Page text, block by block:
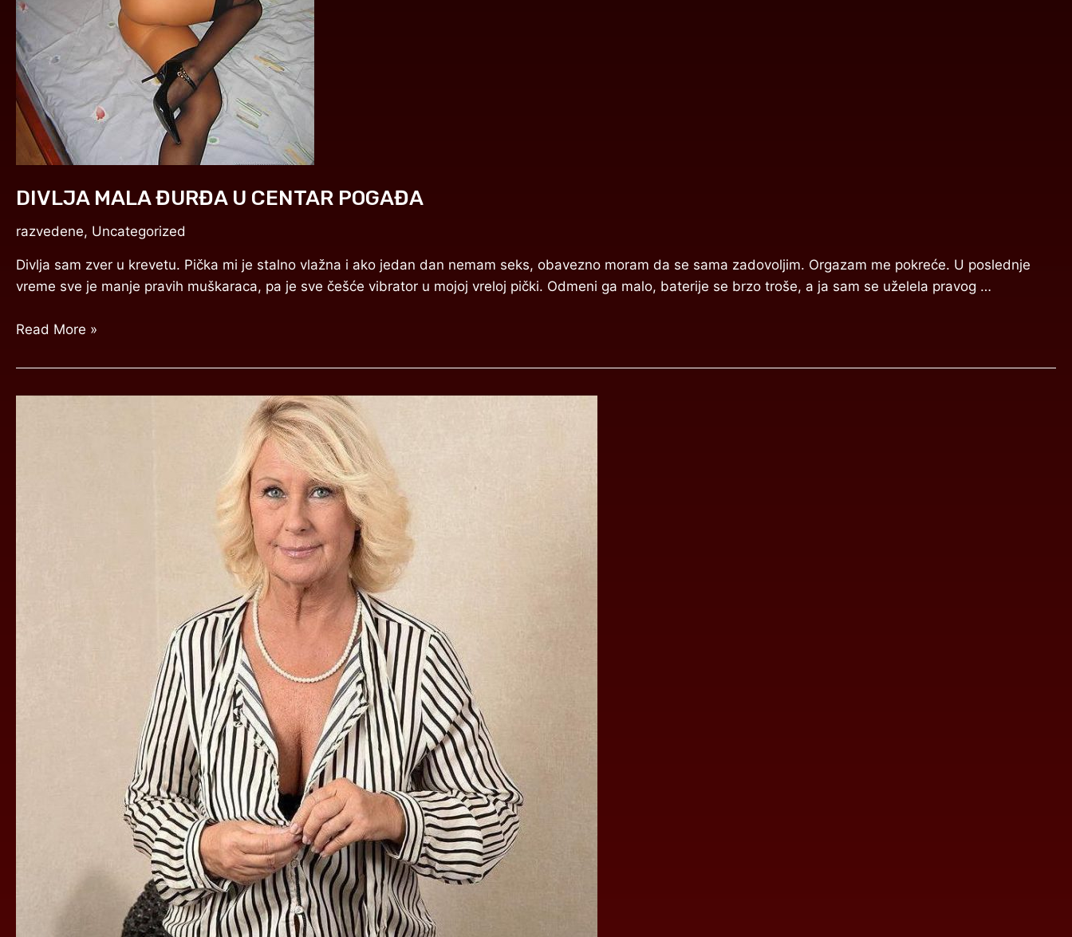
DIVLJA MALA ĐURĐA U CENTAR POGAĐA
razvedene, Uncategorized
Divlja sam zver u krevetu. Pička mi je stalno vlažna i ako jedan dan nemam seks, obavezno moram da se sama zadovoljim. Orgazam me pokreće. U poslednje
vreme sve je manje pravih muškaraca, pa je sve češće vibrator u mojoj vreloj pički. Odmeni ga malo, baterije se brzo troše, a ja sam se uželela pravog …
Read More »